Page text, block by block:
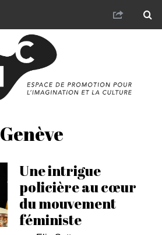
Genève
Une intrigue
policière au cœur
du mouvement
féministe